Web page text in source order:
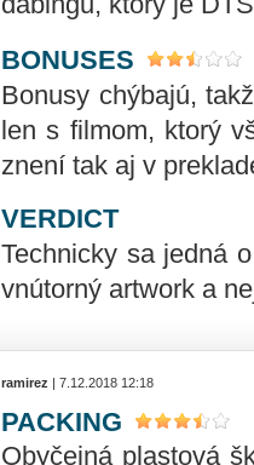
BONUSES
Bonusy chýbajú,
len s filmom, ktorý
znení tak aj v
VERDICT
Technicky sa jedná
vnútorný artwork a
ramirez | 7.12.2018 12:18
PACKING
Obyčejná plastová